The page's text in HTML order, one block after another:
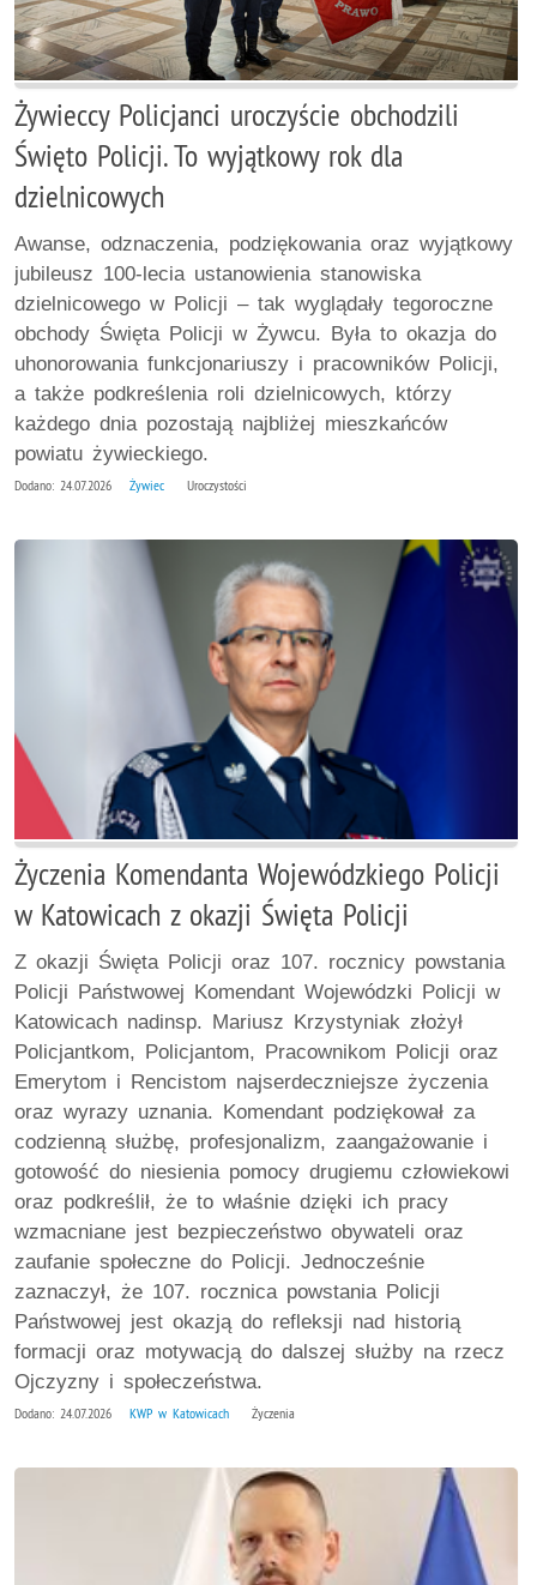
Żywieccy Policjanci uroczyście obchodzili
Święto Policji. To wyjątkowy rok dla
dzielnicowych
Awanse, odznaczenia, podziękowania oraz wyjątkowy
jubileusz 100-lecia ustanowienia stanowiska
dzielnicowego w Policji – tak wyglądały tegoroczne
obchody Święta Policji w Żywcu. Była to okazja do
uhonorowania funkcjonariuszy i pracowników Policji,
a także podkreślenia roli dzielnicowych, którzy
każdego dnia pozostają najbliżej mieszkańców
powiatu żywieckiego.
Dodano: 24.07.2026 ŻywiecUroczystości
Życzenia Komendanta Wojewódzkiego Policji
w Katowicach z okazji Święta Policji
Z okazji Święta Policji oraz 107. rocznicy powstania
Policji Państwowej Komendant Wojewódzki Policji w
Katowicach nadinsp. Mariusz Krzystyniak złożył
Policjantkom, Policjantom, Pracownikom Policji oraz
Emerytom i Rencistom najserdeczniejsze życzenia
oraz wyrazy uznania. Komendant podziękował za
codzienną służbę, profesjonalizm, zaangażowanie i
gotowość do niesienia pomocy drugiemu człowiekowi
oraz podkreślił, że to właśnie dzięki ich pracy
wzmacniane jest bezpieczeństwo obywateli oraz
zaufanie społeczne do Policji. Jednocześnie
zaznaczył, że 107. rocznica powstania Policji
Państwowej jest okazją do refleksji nad historią
formacji oraz motywacją do dalszej służby na rzecz
Ojczyzny i społeczeństwa.
Dodano: 24.07.2026 KWP w KatowicachŻyczenia